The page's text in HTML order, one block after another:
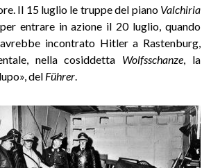
Il 15 luglio le truppe del piano Valchiria
entrare in azione il 20 luglio, quando
incontrato Hitler a Rastenburg,
nella cosiddetta Wolfsschanze , la
del Führer